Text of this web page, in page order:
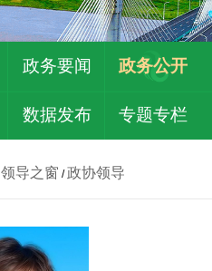
政务要闻 政务公开
数据发布 专题专栏
领导之窗 /政协领导